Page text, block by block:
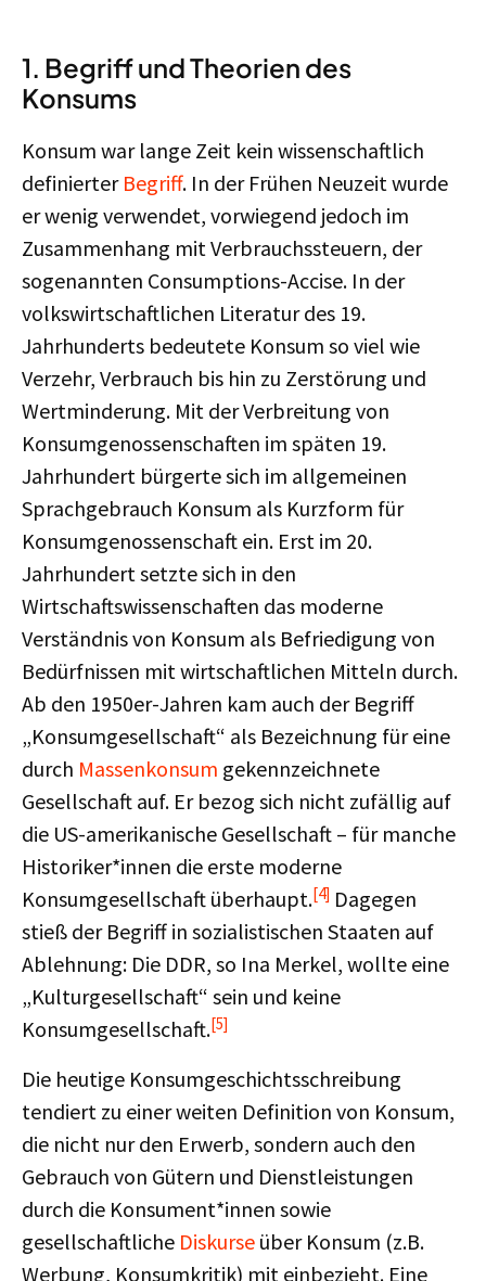
1. Begriff und Theorien des
Konsums
Konsum war lange Zeit kein wissenschaftlich
definierter Begriff. In der Frühen Neuzeit wurde
er wenig verwendet, vorwiegend jedoch im
Zusammenhang mit Verbrauchssteuern, der
sogenannten Consumptions-Accise. In der
volkswirtschaftlichen Literatur des 19.
Jahrhunderts bedeutete Konsum so viel wie
Verzehr, Verbrauch bis hin zu Zerstörung und
Wertminderung. Mit der Verbreitung von
Konsumgenossenschaften im späten 19.
Jahrhundert bürgerte sich im allgemeinen
Sprachgebrauch Konsum als Kurzform für
Konsumgenossenschaft ein. Erst im 20.
Jahrhundert setzte sich in den
Wirtschaftswissenschaften das moderne
Verständnis von Konsum als Befriedigung von
Bedürfnissen mit wirtschaftlichen Mitteln durch.
Ab den 1950er-Jahren kam auch der Begriff
„Konsumgesellschaft“ als Bezeichnung für eine
durch Massenkonsum gekennzeichnete
Gesellschaft auf. Er bezog sich nicht zufällig auf
die US-amerikanische Gesellschaft – für manche
Historiker*innen die erste moderne
Konsumgesellschaft überhaupt.[4] Dagegen
stieß der Begriff in sozialistischen Staaten auf
Ablehnung: Die DDR, so Ina Merkel, wollte eine
„Kulturgesellschaft“ sein und keine
Konsumgesellschaft.[5]
Die heutige Konsumgeschichtsschreibung
tendiert zu einer weiten Definition von Konsum,
die nicht nur den Erwerb, sondern auch den
Gebrauch von Gütern und Dienstleistungen
durch die Konsument*innen sowie
gesellschaftliche Diskurse über Konsum (z.B.
Werbung, Konsumkritik) mit einbezieht. Eine